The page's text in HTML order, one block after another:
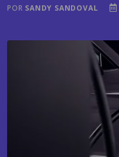
POR SANDY SANDOVAL